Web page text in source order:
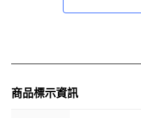
商品標示資訊